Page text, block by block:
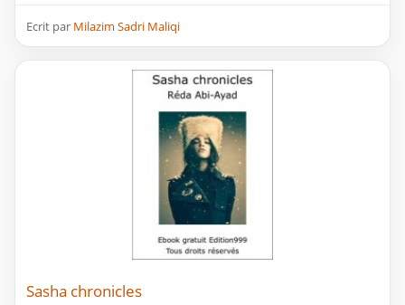
Ecrit par Milazim Sadri Maliqi
Sasha chronicles